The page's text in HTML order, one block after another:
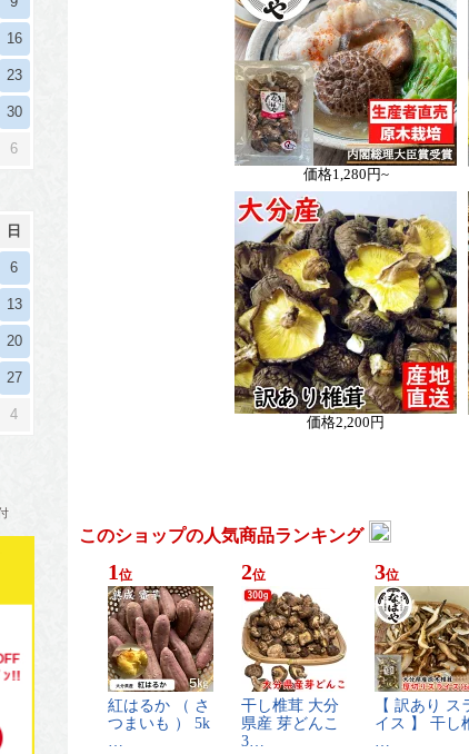
価格1,280円~
価格2,200円
このショップの人気商品ランキング
1 位
紅​は​る​か​ ​（​ ​さ​
つ​ま​い​も​ ​）​ ​5​k​
…
2位
干​し​椎​茸​ ​大​分​
県​産​ ​芽​ど​ん​こ​ ​
3​…
3位
【​ ​訳​あ​り​ ​ス​
イ​ス​ ​】​ ​干​し​
…